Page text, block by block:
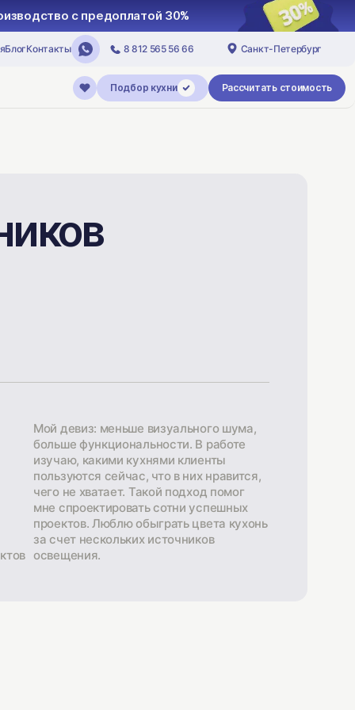
Запуск кухни в производство с
БлогКонтакты 8 812 565 56 66 Санкт-Петербург
Подбор кухни Рассчитать стоимость
Мой девиз: меньше визуального шума,
больше функциональности. В работе
изучаю, какими кухнями клиенты
пользуются сейчас, что в них нравится,
чего не хватает. Такой подход помог
мне спроектировать сотни успешных
проектов. Люблю обыграть цвета кухонь
за счет нескольких источников
освещения.